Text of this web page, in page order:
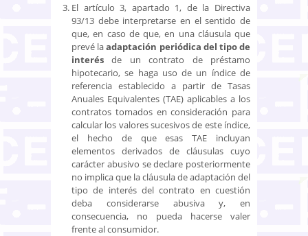
El artículo 3, apartado 1, de la Directiva
93/13 debe interpretarse en el sentido de
que, en caso de que, en una cláusula que
prevé laadaptación periódica del tipo de
interés de un contrato de préstamo
hipotecario, se haga uso de un índice de
referencia establecido a partir de Tasas
Anuales Equivalentes (TAE) aplicables a los
contratos tomados en consideración para
calcular los valores sucesivos de este índice,
el hecho de que esas TAE incluyan
elementos derivados de cláusulas cuyo
carácter abusivo se declare posteriormente
no implica que la cláusula de adaptación del
tipo de interés del contrato en cuestión
deba considerarse abusiva y, en
consecuencia, no pueda hacerse valer
frente al consumidor.